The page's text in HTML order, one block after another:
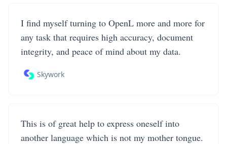
I find myself turning to OpenL more and more for
any task that requires high accuracy, document
integrity, and peace of mind about my data.
Skywork
This is of great help to express oneself into
another language which is not my mother tongue.